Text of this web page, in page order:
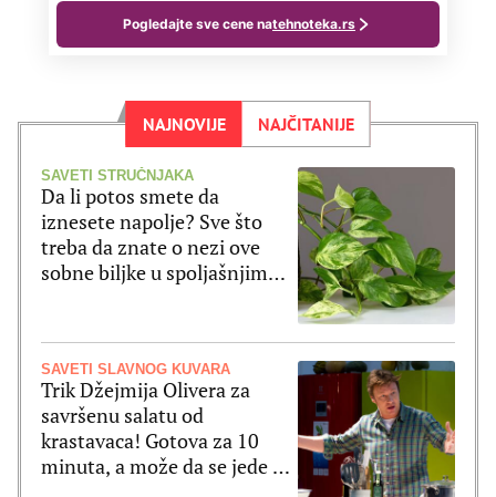
NAJNOVIJE NAJČITANIJE
SAVETI STRUČNJAKA
Da li potos smete da
iznesete napolje? Sve što
treba da znate o nezi ove
sobne biljke u spoljašnjim
SAVETI SLAVNOG KUVARA
Trik Džejmija Olivera za
savršenu salatu od
krastavaca! Gotova za 10
minuta, a može da se jede uz